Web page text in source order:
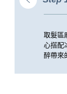
取髮區
心搭配
醉帶來